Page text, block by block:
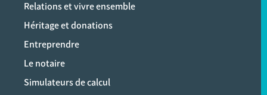
Relations et vivre ensemble
Héritage et donations
Entreprendre
Le notaire
Simulateurs de calcul